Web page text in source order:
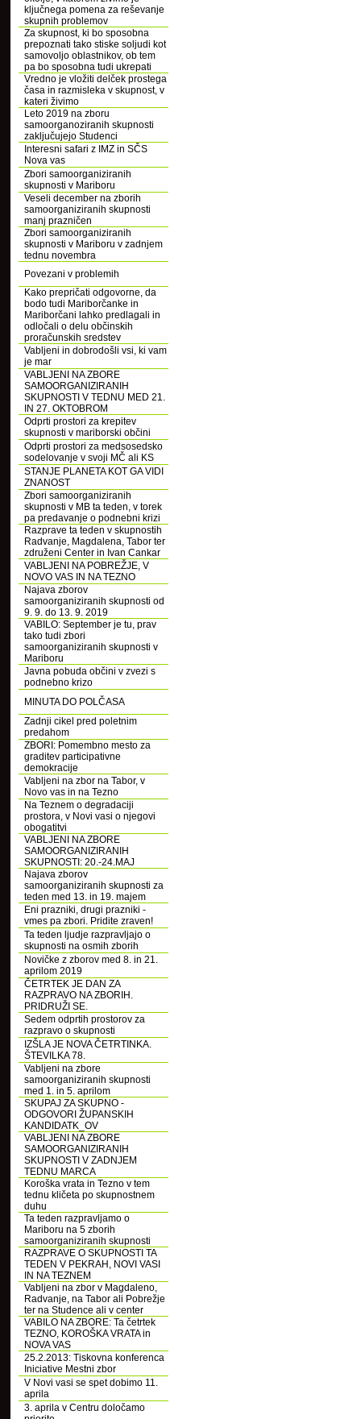
ključnega pomena za reševanje
skupnih problemov
Za skupnost, ki bo sposobna
prepoznati tako stiske soljudi kot
samovoljo oblastnikov, ob tem
pa bo sposobna tudi ukrepati
Vredno je vložiti delček prostega
časa in razmisleka v skupnost, v
kateri živimo
Leto 2019 na zboru
samoorganoziranih skupnosti
zaključujejo Studenci
Interesni safari z IMZ in SČS
Nova vas
Zbori samoorganiziranih
skupnosti v Mariboru
Veseli december na zborih
samoorganiziranih skupnosti
manj prazničen
Zbori samoorganiziranih
skupnosti v Mariboru v zadnjem
tednu novembra
Povezani v problemih
Kako prepričati odgovorne, da
bodo tudi Mariborčanke in
Mariborčani lahko predlagali in
odločali o delu občinskih
proračunskih sredstev
Vabljeni in dobrodošli vsi, ki vam
je mar
VABLJENI NA ZBORE
SAMOORGANIZIRANIH
SKUPNOSTI V TEDNU MED 21.
IN 27. OKTOBROM
Odprti prostori za krepitev
skupnosti v mariborski občini
Odprti prostori za medsosedsko
sodelovanje v svoji MČ ali KS
STANJE PLANETA KOT GA VIDI
ZNANOST
Zbori samoorganiziranih
skupnosti v MB ta teden, v torek
pa predavanje o podnebni krizi
Razprave ta teden v skupnostih
Radvanje, Magdalena, Tabor ter
združeni Center in Ivan Cankar
VABLJENI NA POBREŽJE, V
NOVO VAS IN NA TEZNO
Najava zborov
samoorganiziranih skupnosti od
9. 9. do 13. 9. 2019
VABILO: September je tu, prav
tako tudi zbori
samoorganiziranih skupnosti v
Mariboru
Javna pobuda občini v zvezi s
podnebno krizo
MINUTA DO POLČASA
Zadnji cikel pred poletnim
predahom
ZBORI: Pomembno mesto za
graditev participativne
demokracije
Vabljeni na zbor na Tabor, v
Novo vas in na Tezno
Na Teznem o degradaciji
prostora, v Novi vasi o njegovi
obogatitvi
VABLJENI NA ZBORE
SAMOORGANIZIRANIH
SKUPNOSTI: 20.-24.MAJ
Najava zborov
samoorganiziranih skupnosti za
teden med 13. in 19. majem
Eni prazniki, drugi prazniki -
vmes pa zbori. Pridite zraven!
Ta teden ljudje razpravljajo o
skupnosti na osmih zborih
Novičke z zborov med 8. in 21.
aprilom 2019
ČETRTEK JE DAN ZA
RAZPRAVO NA ZBORIH.
PRIDRUŽI SE.
Sedem odprtih prostorov za
razpravo o skupnosti
IZŠLA JE NOVA ČETRTINKA.
ŠTEVILKA 78.
Vabljeni na zbore
samoorganiziranih skupnosti
med 1. in 5. aprilom
SKUPAJ ZA SKUPNO -
ODGOVORI ŽUPANSKIH
KANDIDATK_OV
VABLJENI NA ZBORE
SAMOORGANIZIRANIH
SKUPNOSTI V ZADNJEM
TEDNU MARCA
Koroška vrata in Tezno v tem
tednu kličeta po skupnostnem
duhu
Ta teden razpravljamo o
Mariboru na 5 zborih
samoorganiziranih skupnosti
RAZPRAVE O SKUPNOSTI TA
TEDEN V PEKRAH, NOVI VASI
IN NA TEZNEM
Vabljeni na zbor v Magdaleno,
Radvanje, na Tabor ali Pobrežje
ter na Studence ali v center
VABILO NA ZBORE: Ta četrtek
TEZNO, KOROŠKA VRATA in
NOVA VAS
25.2.2013: Tiskovna konferenca
Iniciative Mestni zbor
V Novi vasi se spet dobimo 11.
aprila
3. aprila v Centru določamo